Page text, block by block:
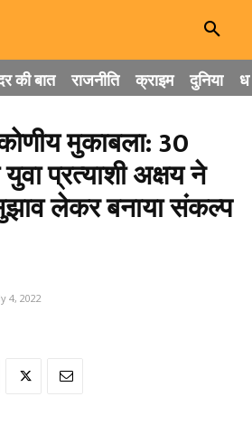
की बात राजनीति क्राइम दुनिया
मुकाबला: 30
प्रत्याशी अक्षय ने
लेकर बनाया संकल्प
4, 2022